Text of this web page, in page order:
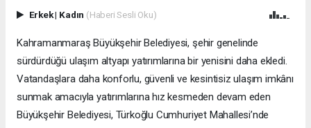
Erkek| Kadın (Haberi Sesli Oku)
Kahramanmaraş Büyükşehir Belediyesi, şehir genelinde
sürdürdüğü ulaşım altyapı yatırımlarına bir yenisini daha ekledi.
Vatandaşlara daha konforlu, güvenli ve kesintisiz ulaşım imkânı
sunmak amacıyla yatırımlarına hız kesmeden devam eden
Büyükşehir Belediyesi, Türkoğlu Cumhuriyet Mahallesi’nde